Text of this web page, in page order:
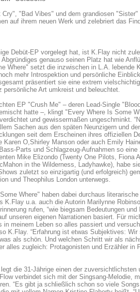
Cry", "Bad Vibes" und dem grandiosen
auf ihrem neuen Werk und zelebriert das
Debüt-EP vorgelegt hat, ist K.Flay nicht
genauso seinen Platz hat wie
Where" setzt die inzwischen in L.A. lebende
mehr Introspektion und persönliche
präsentiert sie eine extrem
persönliche Art umkreist und beleuchtet.
EP "Crush Me" – deren Lead-Single
hatte –, klingt "Every Where Is Some
und gewissermaßen ungeschminkt.
Sachen aus den späten Neunzigern und
seit dem Erscheinen ihres offiziellen
Karen O,Shirley Manson oder auch Emily
Parts und Schlagzeug-Aufnahmen so
Mike Elizondo (Twenty One Pilots, Fiona
in the Wilderness, Ladyhawke), habe
zuletzt so einzigartig (und erfolgreich)
und Theophilus London unterwegs.
Where" haben dabei durchaus
K.Flay u.a. auch die Autorin Marilynne
rufen, “wie biegsam Bedeutungen
unseren eigenen Narrationen basiert. Für
meinem Leben so alles passiert und
K.Flay. “Erfahrung ist etwas Subjektives:
als schön. Und welchen Schritt wir als
alles zugleich: Protagonisten und Erzähler in
die 31-Jährige einen der
verbindet sich mit der Singsang-Melodie,
“Es gibt ja schließlich schon so viele